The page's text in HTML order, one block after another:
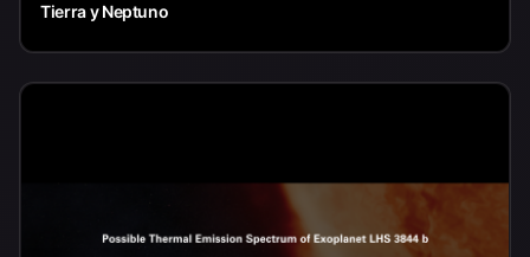
Tierra y Neptuno